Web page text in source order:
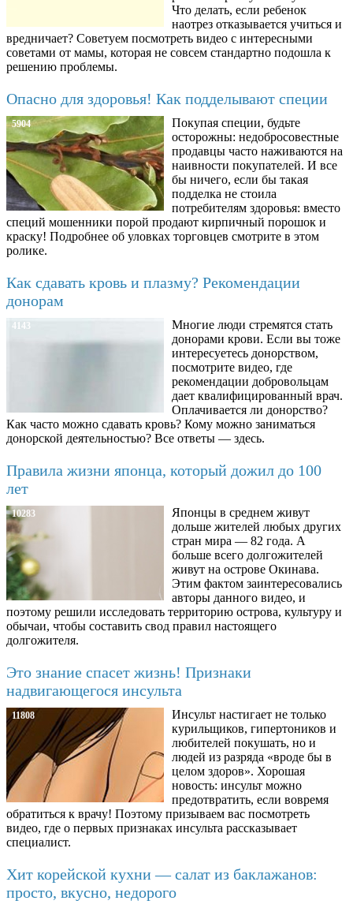
Что делать, если ребенок
наотрез отказывается учиться и
вредничает? Советуем посмотреть видео с интересными
советами от мамы, которая не совсем стандартно подошла к
решению проблемы.
Опасно для здоровья! Как подделывают специи
5904
Покупая специи, будьте
осторожны: недобросовестные
продавцы часто наживаются на
наивности покупателей. И все
бы ничего, если бы такая
подделка не стоила
потребителям здоровья: вместо
специй мошенники порой продают кирпичный порошок и
краску! Подробнее об уловках торговцев смотрите в этом
ролике.
Как сдавать кровь и плазму? Рекомендации
донорам
4143
Многие люди стремятся стать
донорами крови. Если вы тоже
интересуетесь донорством,
посмотрите видео, где
рекомендации добровольцам
дает квалифицированный врач.
Оплачивается ли донорство?
Как часто можно сдавать кровь? Кому можно заниматься
донорской деятельностью? Все ответы — здесь.
Правила жизни японца, который дожил до 100
лет
10283
Японцы в среднем живут
дольше жителей любых других
стран мира — 82 года. А
больше всего долгожителей
живут на острове Окинава.
Этим фактом заинтересовались
авторы данного видео, и
поэтому решили исследовать территорию острова, культуру и
обычаи, чтобы составить свод правил настоящего
долгожителя.
Это знание спасет жизнь! Признаки
надвигающегося инсульта
11808
Инсульт настигает не только
курильщиков, гипертоников и
любителей покушать, но и
людей из разряда «вроде бы в
целом здоров». Хорошая
новость: инсульт можно
предотвратить, если вовремя
обратиться к врачу! Поэтому призываем вас посмотреть
видео, где о первых признаках инсульта рассказывает
специалист.
Хит корейской кухни — салат из баклажанов:
просто, вкусно, недорого